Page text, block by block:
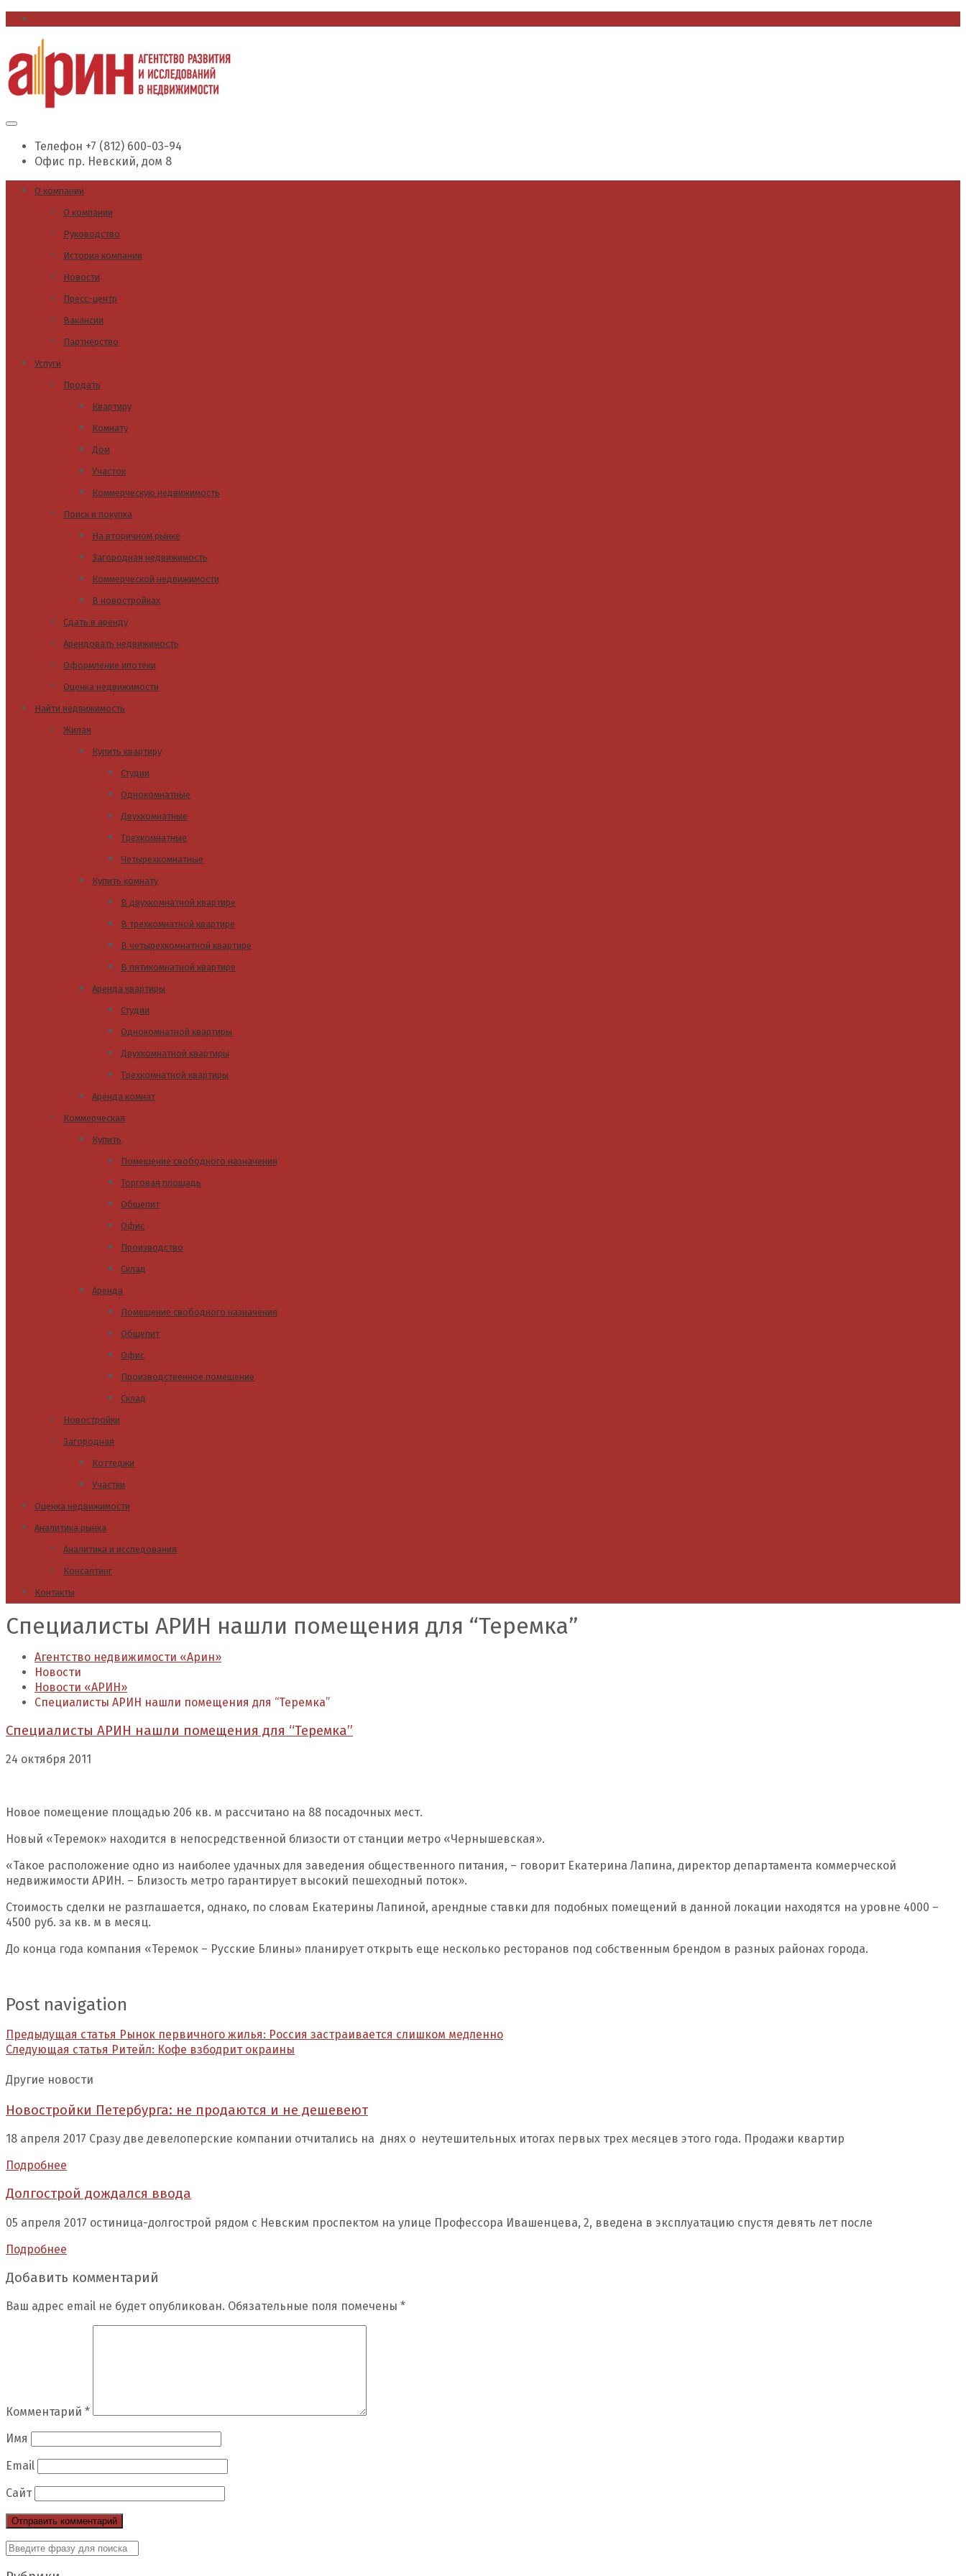
Телефон +7 (812) 600-03-94
Офис пр. Невский, дом 8
О компании
О компании
Руководство
История компании
Новости
Пресс-центр
Вакансии
Партнерство
Услуги
Продать
Квартиру
Комнату
Дом
Участок
Коммерческую недвижимость
Поиск и покупка
На вторичном рынке
Загородная недвижимость
Коммерческой недвижимости
В новостройках
Сдать в аренду
Арендовать недвижимость
Оформление ипотеки
Оценка недвижимости
Найти недвижимость
Жилая
Купить квартиру
Студии
Однокомнатные
Двухкомнатные
Трехкомнатные
Четырехкомнатные
Купить комнату
В двухкомнатной квартире
В трехкомнатной квартире
В четырехкомнатной квартире
В пятикомнатной квартире
Аренда квартиры
Студии
Однокомнатной квартиры
Двухкомнатной квартиры
Трехкомнатной квартиры
Аренда комнат
Коммерческая
Купить
Помещение свободного назначения
Торговая площадь
Общепит
Офис
Производство
Склад
Аренда
Помещение свободного назначения
Общепит
Офис
Производственное помещение
Склад
Новостройки
Загородная
Коттеджи
Участки
Оценка недвижимости
Аналитика рынка
Аналитика и исследования
Консалтинг
Контакты
Специалисты АРИН нашли помещения для “Теремка”
Агентство недвижимости «Арин»
Новости
Новости «АРИН»
Специалисты АРИН нашли помещения для “Теремка”
Специалисты АРИН нашли помещения для “Теремка”
24 октября 2011
Новое помещение площадью 206 кв. м рассчитано на 88 посадочных мест.
Новый «Теремок» находится в непосредственной близости от станции метро «Чернышевская».
«Такое расположение одно из наиболее удачных для заведения общественного питания, – говорит Екатерина Лапина, директор департамента коммерческой
недвижимости АРИН. – Близость метро гарантирует высокий пешеходный поток».
Стоимость сделки не разглашается, однако, по словам Екатерины Лапиной, арендные ставки для подобных помещений в данной локации находятся на уровне 4000 –
4500 руб. за кв. м в месяц.
До конца года компания «Теремок – Русские Блины» планирует открыть еще несколько ресторанов под собственным брендом в разных районах города.
Post navigation
Предыдущая статья Рынок первичного жилья: Россия застраивается слишком медленно
Следующая статья Ритейл: Кофе взбодрит окраины
Другие новости
Новостройки Петербурга: не продаются и не дешевеют
18 апреля 2017 Сразу две девелоперские компании отчитались на днях о неутешительных итогах первых трех месяцев этого года. Продажи квартир
Подробнее
Долгострой дождался ввода
05 апреля 2017 остиница-долгострой рядом с Невским проспектом на улице Профессора Ивашенцева, 2, введена в эксплуатацию спустя девять лет после
Подробнее
Добавить комментарий
Ваш адрес email не будет опубликован. Обязательные поля помечены *
Комментарий *
Имя
Email
Сайт